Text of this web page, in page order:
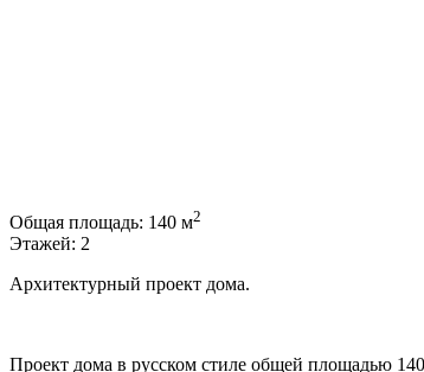
Общая площадь: 140 м2
Этажей: 2
Архитектурный проект дома.
Проект дома в русском стиле общей площадью